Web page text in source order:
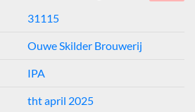
31115
Ouwe Skilder Brouwerij
IPA
tht april 2025